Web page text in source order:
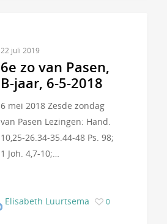
22 juli 2019
6e zo van Pasen,
B-jaar, 6-5-2018
6 mei 2018 Zesde zondag
van Pasen Lezingen: Hand.
10,25-26.34-35.44-48 Ps. 98;
1 Joh. 4,7-10;…
Elisabeth Luurtsema 0